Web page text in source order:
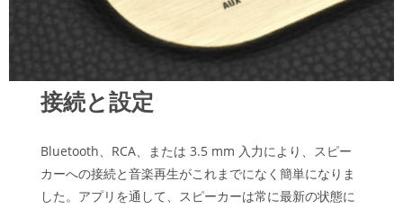
接続と設定
Bluetooth、RCA、または 3.5 mm 入力により、スピー
カーへの接続と音楽再生がこれまでになく簡単になりま
した。アプリを通して、スピーカーは常に最新の状態に